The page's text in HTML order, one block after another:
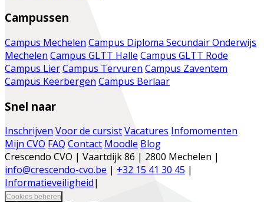
Campussen
Campus Mechelen Campus Diploma Secundair Onderwijs
Mechelen Campus GLTT Halle Campus GLTT Rode
Campus LierCampus Tervuren Campus Zaventem
Campus Keerbergen Campus Berlaar
Snel naar
Inschrijven Voor de cursistVacatures Infomomenten
Mijn CVO FAQ Contact Moodle Blog
Crescendo CVO | Vaartdijk 86 | 2800 Mechelen |
info@crescendo-cvo.be | +32 15 41 30 45 |
Informatieveiligheid|
Cookies beheren